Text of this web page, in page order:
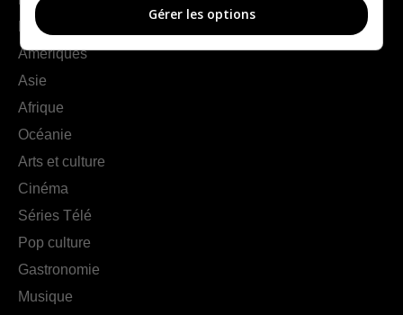
Europe
Amériques
Asie
Afrique
Océanie
Arts et culture
Cinéma
Séries Télé
Pop culture
Gastronomie
Musique
Gérer les options